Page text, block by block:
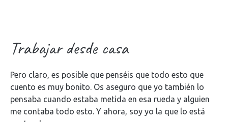
Trabajar desde casa
Pero claro, es posible que penséis que todo esto que
cuento es muy bonito. Os aseguro que yo también lo
pensaba cuando estaba metida en esa rueda y alguien
me contaba todo esto. Y ahora, soy yo la que lo está